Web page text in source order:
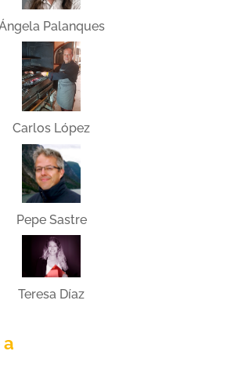
Palanques
Carlos López
Pepe Sastre
Teresa Díaz